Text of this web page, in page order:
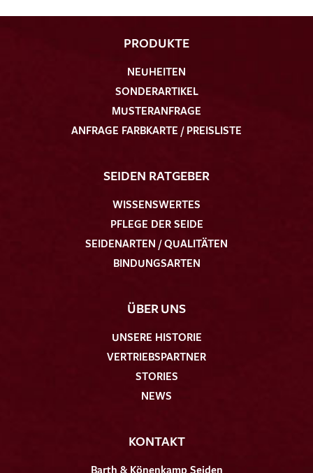
PRODUKTE
NEUHEITEN
SONDERARTIKEL
MUSTERANFRAGE
ANFRAGE FARBKARTE / PREISLISTE
SEIDEN RATGEBER
WISSENSWERTES
PFLEGE DER SEIDE
SEIDENARTEN / QUALITÄTEN
BINDUNGSARTEN
ÜBER UNS
UNSERE HISTORIE
VERTRIEBSPARTNER
STORIES
NEWS
KONTAKT
Barth & Könenkamp Seiden